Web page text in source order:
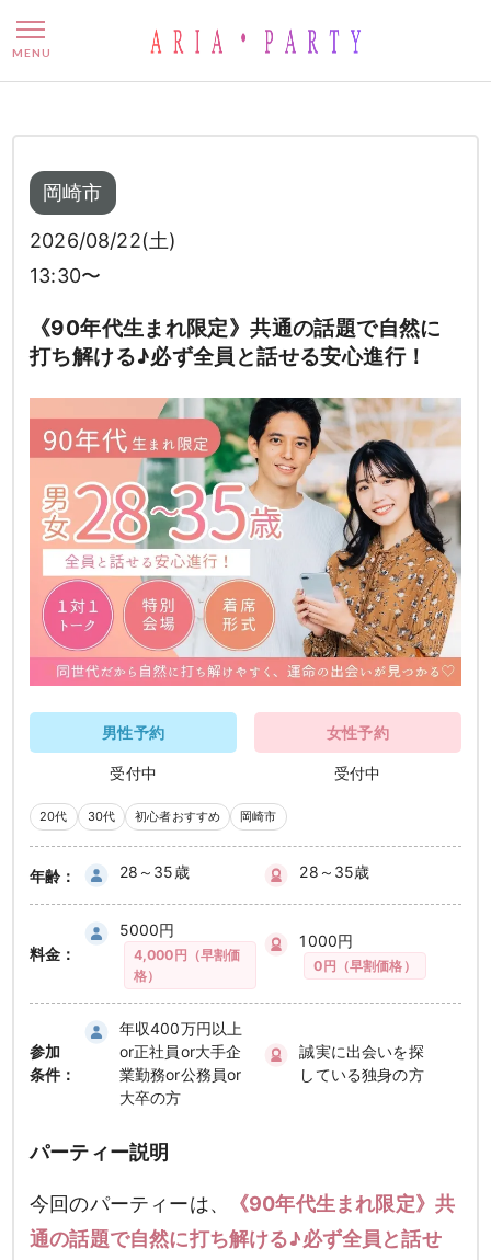
《90年代生まれ限定》共通の
MENU
岡崎市
2026/08/22(土)
13:30〜
《90年代生まれ限定》共通の話題で自然に
打ち解ける♪必ず全員と話せる安心進行！
男性予約
受付中
女性予約
受付中
20代 30代 初心者おすすめ 岡崎市
年齢： 28～35歳 28～35歳
料金：
5000円
4,000円（早割価
格）
1000円
0円（早割価格）
参加
条件：
年収400万円以上
or正社員or大手企
業勤務or公務員or
大卒の方
誠実に出会いを探
している独身の方
パーティー説明
今回のパーティーは、
《90年代生まれ限定》共
通の話題で自然に打ち解ける♪必ず全員と話せ